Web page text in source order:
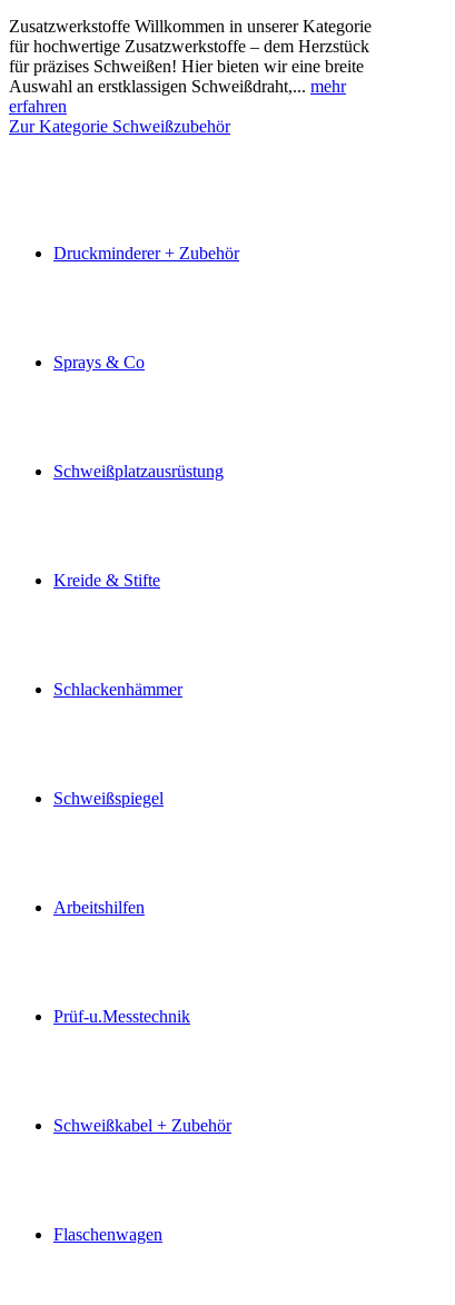
Zusatzwerkstoffe Willkommen in unserer Kategorie
für hochwertige Zusatzwerkstoffe – dem Herzstück
für präzises Schweißen! Hier bieten wir eine breite
Auswahl an erstklassigen Schweißdraht,... mehr
erfahren
Zur Kategorie Schweißzubehör
Druckminderer + Zubehör
Sprays & Co
Schweißplatzausrüstung
Kreide & Stifte
Schlackenhämmer
Schweißspiegel
Arbeitshilfen
Prüf-u.Messtechnik
Schweißkabel + Zubehör
Flaschenwagen